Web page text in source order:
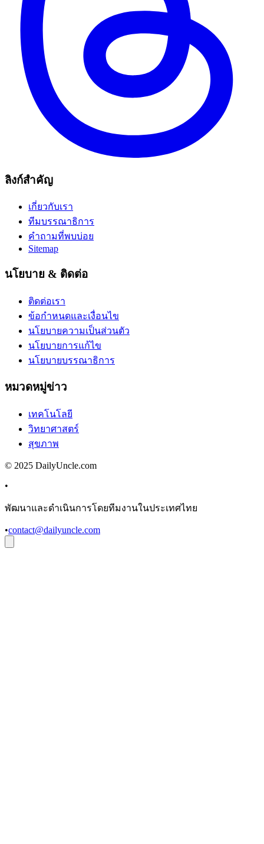
ลิงก์สำคัญ
เกี่ยวกับเรา
ทีมบรรณาธิการ
คำถามที่พบบ่อย
Sitemap
นโยบาย & ติดต่อ
ติดต่อเรา
ข้อกำหนดและเงื่อนไข
นโยบายความเป็นส่วนตัว
นโยบายการแก้ไข
นโยบายบรรณาธิการ
หมวดหมู่ข่าว
เทคโนโลยี
วิทยาศาสตร์
สุขภาพ
© 2025 DailyUncle.com
•
พัฒนาและดำเนินการโดยทีมงานในประเทศไทย
•contact@dailyuncle.com